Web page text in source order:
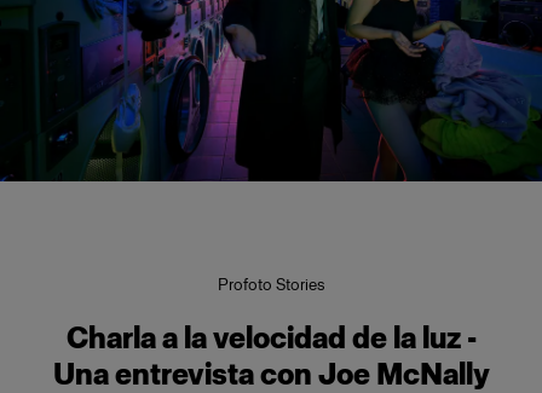
Profoto Stories
Charla a la velocidad de la luz -
Una entrevista con Joe McNally